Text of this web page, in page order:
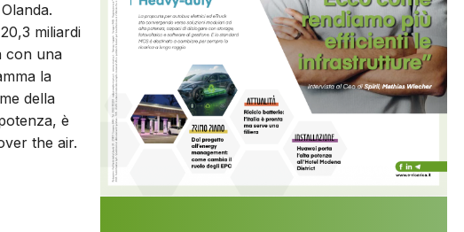
miliardi
con una
la
della
è
the air.